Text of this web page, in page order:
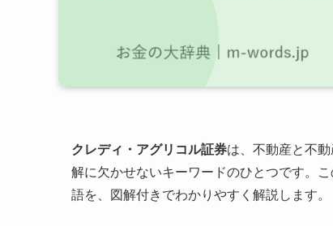
クレディ・アグリコル証券は、不動産と不
解に欠かせないキーワードのひとつです。
語を、図解付きでわかりやすく解説します。